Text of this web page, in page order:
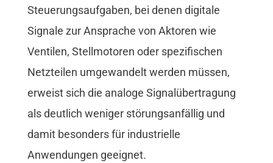
Steuerungsaufgaben, bei denen digitale
Signale zur Ansprache von Aktoren wie
Ventilen, Stellmotoren oder spezifischen
Netzteilen umgewandelt werden müssen,
erweist sich die analoge Signalübertragung
als deutlich weniger störungsanfällig und
damit besonders für industrielle
Anwendungen geeignet.